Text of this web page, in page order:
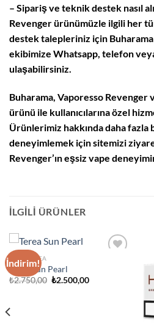
– Sipariş ve teknik destek nasıl
Revenger ürünümüzle ilgili her
destek talepleriniz için
ekibimize Whatsapp, telefon
ulaşabilirsiniz.
Buharama, Vaporesso Revenger
ürünü ile kullanıcılarına özel
Ürünlerimiz hakkında daha fazla
deneyimlemek için sitemizi
Revenger’ın eşsiz vape
İLGILI ÜRÜNLER
İndirim!
IQOS TEREA
Terea Sun Pearl
₺2.750,00 Orijinal
₺2.500,00Şu